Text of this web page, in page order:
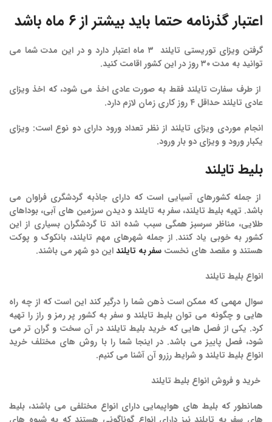
اعتبار گذرنامه حتما باید بیشتر از ۶ ماه باشد
گرفتن ویزای توریستی تایلند ۳ ماه اعتبار دارد و در این مدت شما می
توانید به مدت ۳۰ روز در این کشور اقامت کنید.
از طرف سفارت تایلند فقط به صورت عادی اخذ می شود، که اخذ ویزای
عادی تایلند حداقل ۴ روز کاری زمان لازم دارد.
انجام موردی ویزای تایلند از نظر تعداد ورود دارای دو نوع است: ویزای
یکبار ورود و ویزای دو بار ورود.
بلیط تایلند
از جمله کشورهای آسیایی است که دارای جاذبه گردشگری فراوان می
باشد. تهیه بلیط تایلند، سفر به تایلند و دیدن سرزمین های آبی، بوداهای
طلایی، مناظر سرسبز همگی سبب شده اند تا گردشگران بسیاری از این
کشور به خوبی یاد کنند. از جمله شهرهای مهم تایلند، بانکوک و پوکت
هستند و مقصد های نخست سفر به تایلنداین دو شهر می باشند.
انواع بلیط تایلند
سوال مهمی که ممکن است ذهن شما را درگیر کند این است که از چه راه
هایی و چگونه می توان بلیط تایلند و سفر به کشور پر رمز و راز را تهیه
کرد. یکی از فصل هایی که خرید بلیط تایلند در آن سخت و گران تر می
شود، فصل پاییز می باشد. در اینجا شما را با روش های مختلف خرید
انواع بلیط تایلند و شرایط رزرو آن آشنا می کنیم.
خریدو فروش انواع بلیط تایلند
همانطور که بلیط های هواپیمایی دارای انواع مختلفی می باشند، بلیط